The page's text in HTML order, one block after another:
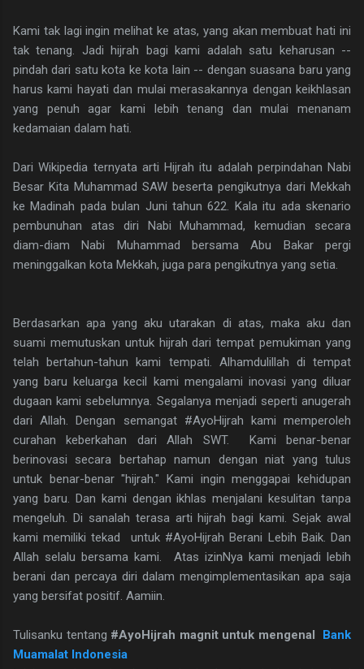
Kami tak lagi ingin melihat ke atas, yang akan membuat hati ini
tak tenang. Jadi hijrah bagi kami adalah satu keharusan --
pindah dari satu kota ke kota lain -- dengan suasana baru yang
harus kami hayati dan mulai merasakannya dengan keikhlasan
yang penuh agar kami lebih tenang dan mulai menanam
kedamaian dalam hati.
Dari Wikipedia ternyata arti Hijrah itu adalah perpindahan Nabi
Besar Kita Muhammad SAW beserta pengikutnya dari Mekkah
ke Madinah pada bulan Juni tahun 622. Kala itu ada skenario
pembunuhan atas diri Nabi Muhammad, kemudian secara
diam-diam Nabi Muhammad bersama Abu Bakar pergi
meninggalkan kota Mekkah, juga para pengikutnya yang setia.
Berdasarkan apa yang aku utarakan di atas, maka aku dan
suami memutuskan untuk hijrah dari tempat pemukiman yang
telah bertahun-tahun kami tempati. Alhamdulillah di tempat
yang baru keluarga kecil kami mengalami inovasi yang diluar
dugaan kami sebelumnya. Segalanya menjadi seperti anugerah
dari Allah. Dengan semangat #AyoHijrah kami memperoleh
curahan keberkahan dari Allah SWT. Kami benar-benar
berinovasi secara bertahap namun dengan niat yang tulus
untuk benar-benar "hijrah." Kami ingin menggapai kehidupan
yang baru. Dan kami dengan ikhlas menjalani kesulitan tanpa
mengeluh. Di sanalah terasa arti hijrah bagi kami. Sejak awal
kami memiliki tekad untuk #AyoHijrah Berani Lebih Baik. Dan
Allah selalu bersama kami. Atas izinNya kami menjadi lebih
berani dan percaya diri dalam mengimplementasikan apa saja
yang bersifat positif. Aamiin.
Tulisanku tentang #AyoHijrah magnit untuk mengenal Bank
Muamalat Indonesia